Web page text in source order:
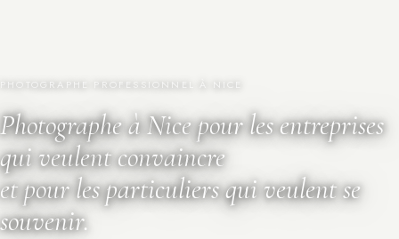
PHOTOGRAPHE PROFESSIONNEL À NICE
Photographe à Nice pour les entreprises
qui veulent convaincre
et pour les particuliers qui veulent se
souvenir.